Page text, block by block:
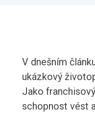
V dnešním
ukázkový
Jako
schopnost vést